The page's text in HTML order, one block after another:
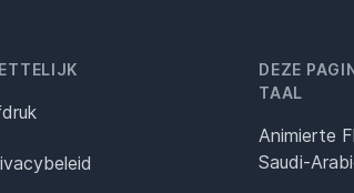
DEZE
TAAL
Animierte
Saudi-